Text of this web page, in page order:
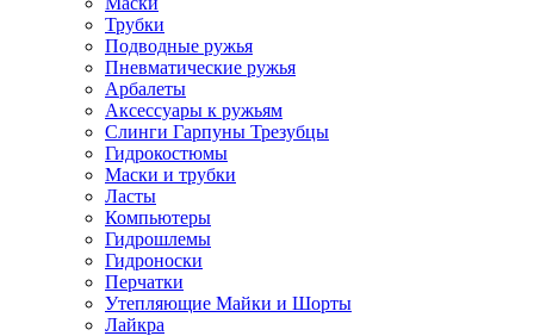
Трубки
Подводные ружья
Пневматические ружья
Арбалеты
Аксессуары к ружьям
Слинги Гарпуны Трезубцы
Гидрокостюмы
Маски и трубки
Ласты
Компьютеры
Гидрошлемы
Гидроноски
Перчатки
Утепляющие Майки и Шорты
Лайкра